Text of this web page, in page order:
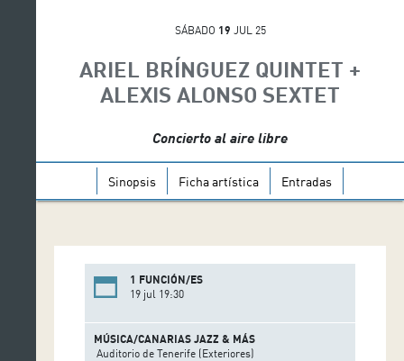
SÁBADO 19 JUL 25
ARIEL BRÍNGUEZ QUINTET +
ALEXIS ALONSO SEXTET
Concierto al aire libre
Sinopsis Ficha artística Entradas
1 FUNCIÓN/ES
19 jul 19:30
MÚSICA/CANARIAS JAZZ & MÁS
Auditorio de Tenerife (Exteriores)